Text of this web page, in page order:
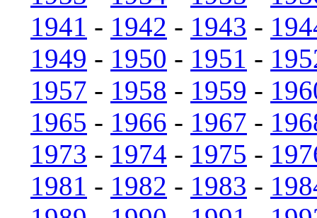
1941 - 1942 - 1943 -
1949 - 1950 - 1951 -
1957 - 1958 - 1959 -
1965 - 1966 - 1967 -
1973 - 1974 - 1975 -
1981 - 1982 - 1983 -